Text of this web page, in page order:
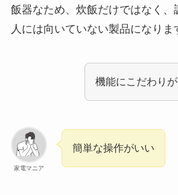
飯器なため、炊飯だけではなく、
人には向いていない製品になりま
機能にこだわり
家電マニア
簡単な操作がいい